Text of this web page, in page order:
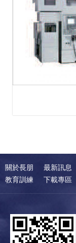
關於長朋 最新訊息
教育訓練
下載專區